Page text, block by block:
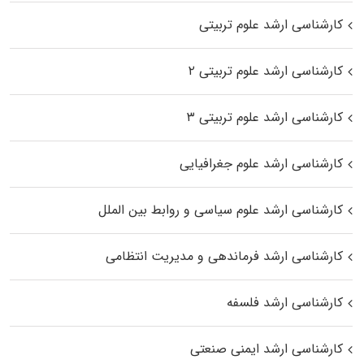
کارشناسی ارشد علوم تربیتی
کارشناسی ارشد علوم تربیتی ۲
کارشناسی ارشد علوم تربیتی ۳
کارشناسی ارشد علوم جغرافیایی
کارشناسی ارشد علوم سیاسی و روابط بین الملل
کارشناسی ارشد فرماندهی و مدیریت انتظامی
کارشناسی ارشد فلسفه
کارشناسی ارشد ایمنی صنعتی